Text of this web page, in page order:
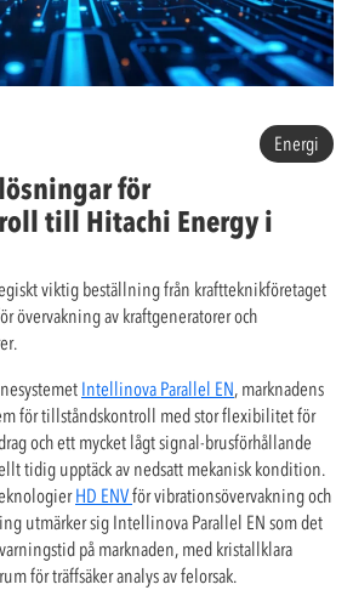
Energi
för
till Hitachi Energy i
viktig beställning från kraftteknikföretaget
övervakning av kraftgeneratorer och
Intellinova Parallel EN, marknadens
för tillståndskontroll med stor flexibilitet för
och ett mycket lågt signal-brusförhållande
tidig upptäck av nedsatt mekanisk kondition.
HD ENVför vibrationsövervakning och
utmärker sig Intellinova Parallel EN som det
på marknaden, med kristallklara
för träffsäker analys av felorsak.